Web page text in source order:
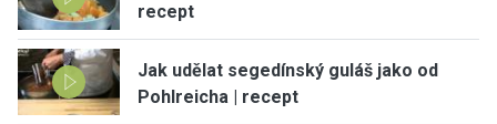
recept
Jak udělat segedínský guláš jako od
Pohlreicha | recept